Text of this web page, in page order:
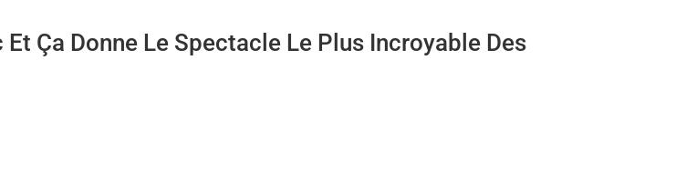
Ça Donne Le Spectacle Le Plus Incroyable Des